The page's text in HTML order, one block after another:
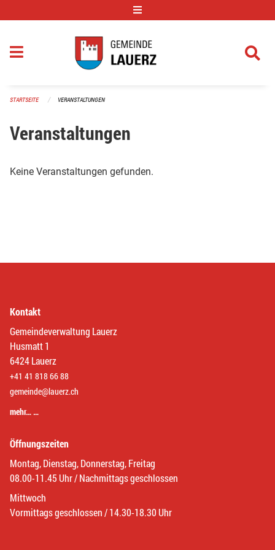
STARTSEITE VERANSTALTUNGEN
Veranstaltungen
Keine Veranstaltungen gefunden.
Kontakt
Gemeindeverwaltung Lauerz
Husmatt 1
6424 Lauerz
+41 41 818 66 88
gemeinde@lauerz.ch
mehr… …
Öffnungszeiten
Montag, Dienstag, Donnerstag, Freitag
08.00-11.45 Uhr / Nachmittags geschlossen
Mittwoch
Vormittags geschlossen / 14.30-18.30 Uhr